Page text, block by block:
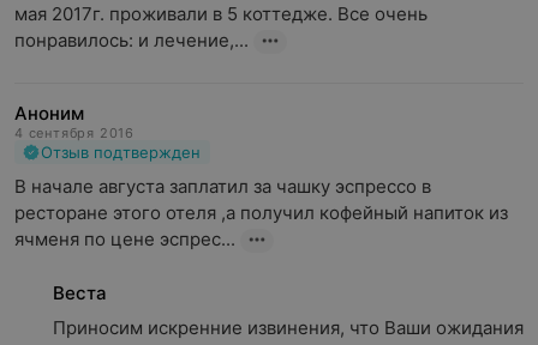
мая 2017г. проживали в 5 коттедже. Все очень
понравилось: и лечение,...
Аноним
4 сентября 2016
Отзыв подтвержден
В начале августа заплатил за чашку эспрессо в
ресторане этого отеля ,а получил кофейный напиток из
ячменя по цене эспрес...
Веста
Приносим искренние извинения, что Ваши ожидания